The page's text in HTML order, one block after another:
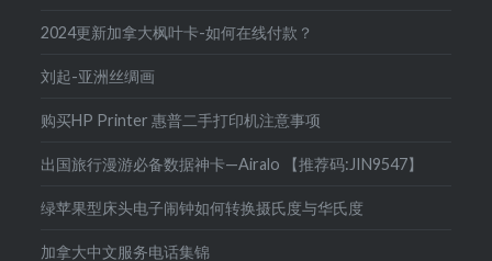
2024更新加拿大枫叶卡-如何在线付款？
刘起-亚洲丝绸画
购买HP Printer 惠普二手打印机注意事项
出国旅行漫游必备数据神卡—Airalo 【推荐码:JIN9547】
绿苹果型床头电子闹钟如何转换摄氏度与华氏度
加拿大中文服务电话集锦